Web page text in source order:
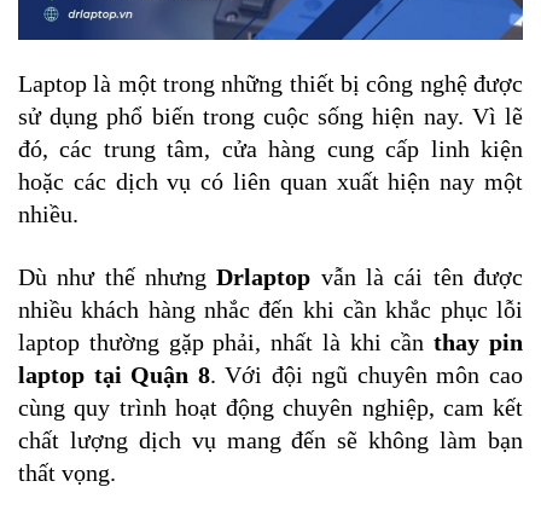
Laptop là một trong những thiết bị công nghệ được
sử dụng phổ biến trong cuộc sống hiện nay. Vì lẽ
đó, các trung tâm, cửa hàng cung cấp linh kiện
hoặc các dịch vụ có liên quan xuất hiện nay một
nhiều.
Dù như thế nhưng Drlaptop vẫn là cái tên được
nhiều khách hàng nhắc đến khi cần khắc phục lỗi
laptop thường gặp phải, nhất là khi cần thay pin
laptop tại Quận 8. Với đội ngũ chuyên môn cao
cùng quy trình hoạt động chuyên nghiệp, cam kết
chất lượng dịch vụ mang đến sẽ không làm bạn
thất vọng.